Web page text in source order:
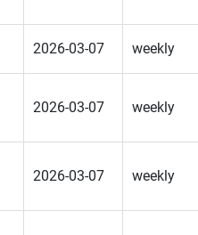
2026-03-07 weekly
2026-03-07 weekly
2026-03-07 weekly